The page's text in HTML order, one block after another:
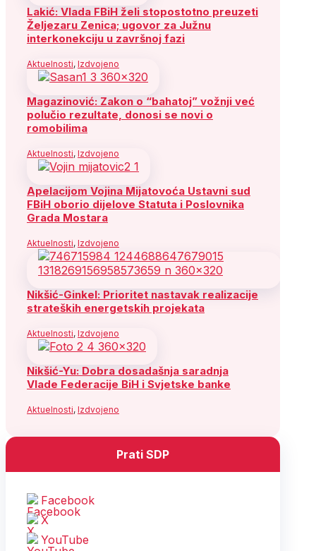
Lakić: Vlada FBiH želi stopostotno preuzeti
Željezaru Zenica; ugovor za Južnu
interkonekciju u završnoj fazi
Aktuelnosti, Izdvojeno
Magazinović: Zakon o “bahatoj” vožnji već
polučio rezultate, donosi se novi o
romobilima
Aktuelnosti, Izdvojeno
Apelacijom Vojina Mijatovoća Ustavni sud
FBiH oborio dijelove Statuta i Poslovnika
Grada Mostara
Aktuelnosti, Izdvojeno
Nikšić-Ginkel: Prioritet nastavak realizacije
strateških energetskih projekata
Aktuelnosti, Izdvojeno
Nikšić-Yu: Dobra dosadašnja saradnja
Vlade Federacije BiH i Svjetske banke
Aktuelnosti, Izdvojeno
Prati SDP
Facebook
X
YouTube